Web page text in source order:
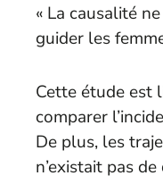
« La causalité
guider les
Cette étude est
comparer
De plus, les
n’existait pas